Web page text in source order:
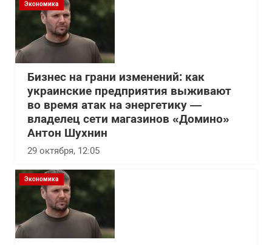
Экономика
Бизнес на грани изменений: как
украинские предприятия выживают
во время атак на энергетику —
владелец сети магазинов «Домино»
Антон Шухнин
29 октября, 12:05
Экономика